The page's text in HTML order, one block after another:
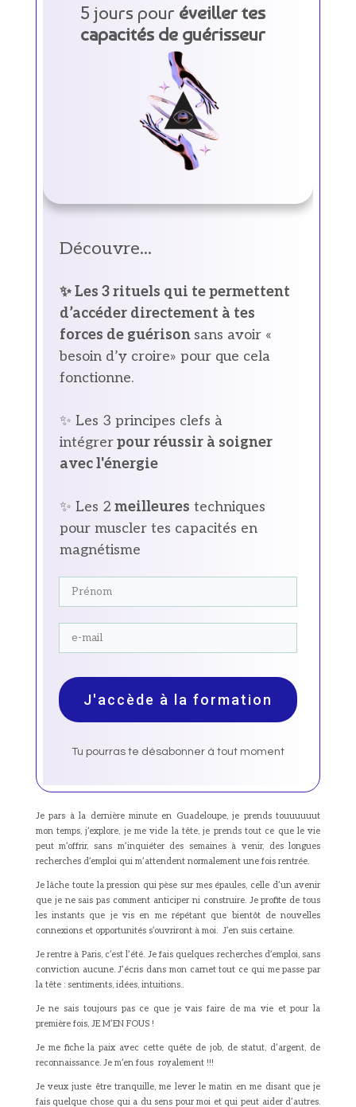
5 jours pour éveiller tes
capacités de guérisseur
Découvre...
✨ Les 3 rituels qui te permettent
d’accéder directement à tes
forces de guérison sans avoir «
besoin d’y croire» pour que cela
fonctionne.
✨ Les 3 principes clefs à
intégrerpour réussir à soigner
avec l'énergie
✨ Les 2 meilleures techniques
pour muscler tes capacités en
magnétisme
J'accède à la formation
Tu pourras te désabonner à tout moment
Je pars à la dernière minute en Guadeloupe, je prends touuuuuut
mon temps, j’explore, je me vide la tête, je prends tout ce que le vie
peut m’offrir, sans m’inquiéter des semaines à venir, des longues
recherches d’emploi qui m’attendent normalement une fois rentrée.
Je lâche toute la pression qui pèse sur mes épaules, celle d’un avenir
que je ne sais pas comment anticiper ni construire. Je profite de tous
les instants que je vis en me répétant que bientôt de nouvelles
connexions et opportunités s’ouvriront à moi. J’en suis certaine.
Je rentre à Paris, c’est l’été. Je fais quelques recherches d’emploi, sans
conviction aucune. J’écris dans mon carnet tout ce qui me passe par
la tête : sentiments, idées, intuitions..
Je ne sais toujours pas ce que je vais faire de ma vie et pour la
première fois, JE M’EN FOUS !
Je me fiche la paix avec cette quête de job, de statut, d’argent, de
reconnaissance. Je m’en fous royalement !!!
Je veux juste être tranquille, me lever le matin en me disant que je
fais quelque chose qui a du sens pour moi et qui peut aider d’autres.